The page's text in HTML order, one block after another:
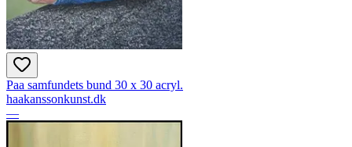
Paa samfundets bund 30 x 30 acryl.
haakanssonkunst.dk
—